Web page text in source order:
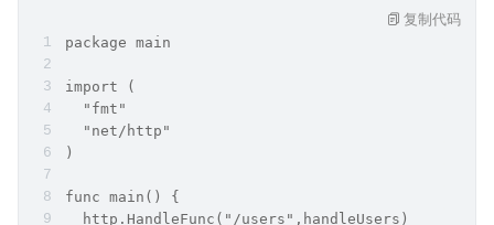
package main
import (
  "fmt"
  "net/http"
)
func main() {
  http.HandleFunc("/users",handleUsers)
复制代码